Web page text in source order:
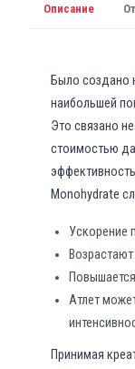
Описание
Было создано
наибольшей
Это связано
стоимостью
Monohydrate
Ускорение
Атлет
Принимая